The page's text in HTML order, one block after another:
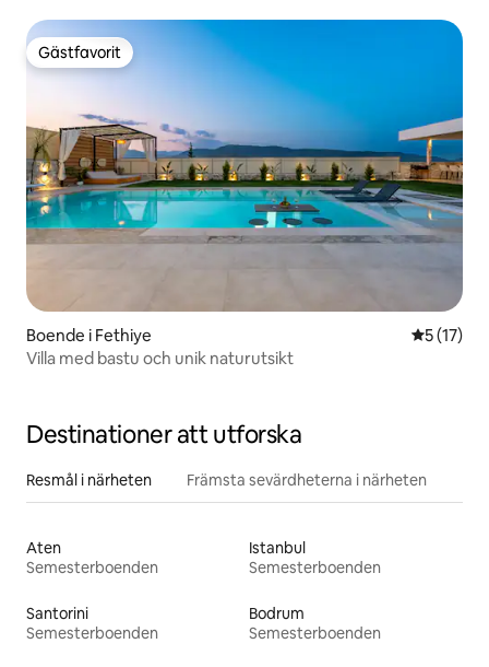
Gästfavorit
Gästfavorit
Boende i Fethiye 5 av 5 i
5 (17)
Villa med bastu och unik naturutsikt
Destinationer att utforska
Resmål i närheten Främsta sevärdheterna i närheten
Aten
Semesterboenden
Istanbul
Semesterboenden
Santorini
Semesterboenden
Bodrum
Semesterboenden